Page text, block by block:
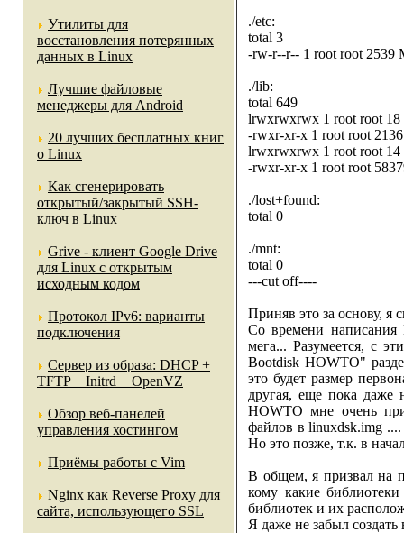
Утилиты для
восстановления потерянных
данных в Linux
Лучшие файловые
менеджеры для Android
20 лучших бесплатных книг
о Linux
Как сгенерировать
открытый/закрытый SSH-
ключ в Linux
Grive - клиент Google Drive
для Linux с открытым
исходным кодом
Протокол IPv6: варианты
подключения
Сервер из образа: DHCP +
TFTP + Initrd + OpenVZ
Обзор веб-панелей
управления хостингом
Приёмы работы с Vim
Nginx как Reverse Proxy для
сайта, использующего SSL
./etc:
total 3
-rw-r--r-- 1 root root 2539
./lib:
total 649
lrwxrwxrwx 1 root root 18
-rwxr-xr-x 1 root root
lrwxrwxrwx 1 root root 14
-rwxr-xr-x 1 root root
./lost+found:
total 0
./mnt:
total 0
---cut off----
Приняв это за основу, я
Со времени
мега... Разумеется, с
Bootdisk HOWTO"
это будет размер
другая, еще пока даже
HOWTO мне очень
файлов в linuxdsk.img ....
Но это позже, т.к. в
В общем, я призвал на
кому какие
библиотек и их
Я даже не забыл